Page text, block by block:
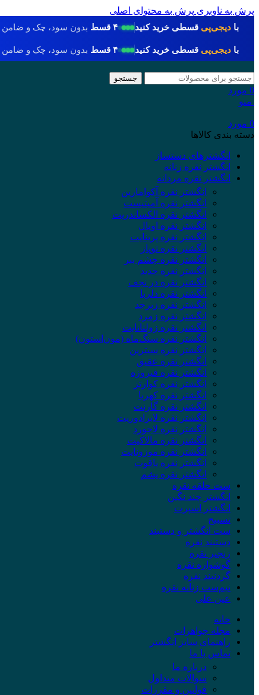
پرش به ناوبری پرش به محتوای اصلی
با دیجی‌پی قسطی خرید کنید ۴ قسط بدون سود، چک و ضامن
با دیجی‌پی قسطی خرید کنید ۴ قسط بدون سود، چک و ضامن
جستجو
0 مورد
منو
0 مورد
دسته بندی کالاها
انگشترهای دستساز
انگشتر نقره زنانه
انگشتر نقره مردانه
انگشتر نقره آکوامارین
انگشتر نقره آمیتیست
انگشتر نقره الکساندریت
انگشتر نقره اوپال
انگشتر نقره پرینایت
انگشتر نقره توپاز
انگشتر نقره چشم ببر
انگشتر نقره حدید
انگشتر نقره در نجف
انگشتر نقره دلربا
انگشتر نقره زبرجد
انگشتر نقره زمرد
انگشتر نقره زولتانایت
انگشتر نقره سنگ‌ماه (مون‌استون)
انگشتر نقره سیترین
انگشتر نقره عقیق
انگشتر نقره فیروزه
انگشتر نقره کوارتز
انگشتر نقره کهربا
انگشتر نقره گارنت
انگشتر نقره لابرادوریت
انگشتر نقره لاجورد
انگشتر نقره مالاکیت
انگشتر نقره موزونایت
انگشتر نقره یاقوت
انگشتر نقره یشم
ست حلقه نقره
انگشتر چند نگین
انگشتر اسپرت
تسبیح
ست انگشتر و دستبند
دستبند نقره
زنجیر نقره
گوشواره نقره
گردنبند نقره
نیم‌ست زنانه نقره
عین علی
خانه
مجله جواهرات
راهنمای سایز انگشتر
تماس با ما
درباره ما
سوالات متداول
قوانین و مقررات